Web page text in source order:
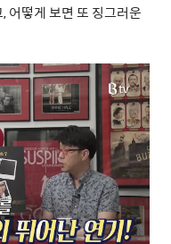
, 어떻게 보면 또 징그러운